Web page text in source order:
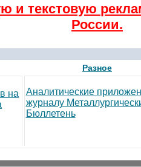
и текстовую
России.
на
Разное
Аналитические
журналу
Бюллетень